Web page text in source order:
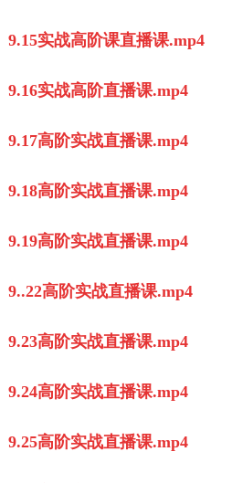
9.15实战高阶课直播课.mp4
9.16实战高阶直播课.mp4
9.17高阶实战直播课.mp4
9.18高阶实战直播课.mp4
9.19高阶实战直播课.mp4
9..22高阶实战直播课.mp4
9.23高阶实战直播课.mp4
9.24高阶实战直播课.mp4
9.25高阶实战直播课.mp4